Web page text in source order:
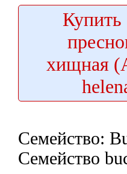
Купить
хищная
Семейство:
Семейство